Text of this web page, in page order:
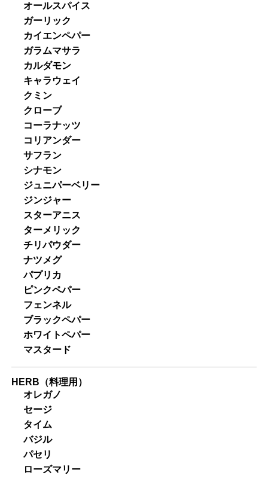
オールスパイス
ガーリック
カイエンペパー
ガラムマサラ
カルダモン
キャラウェイ
クミン
クローブ
コーラナッツ
コリアンダー
サフラン
シナモン
ジュニパーベリー
ジンジャー
スターアニス
ターメリック
チリパウダー
ナツメグ
パプリカ
ピンクペパー
フェンネル
ブラックペパー
ホワイトペパー
マスタード
HERB（料理用）
オレガノ
セージ
タイム
バジル
パセリ
ローズマリー